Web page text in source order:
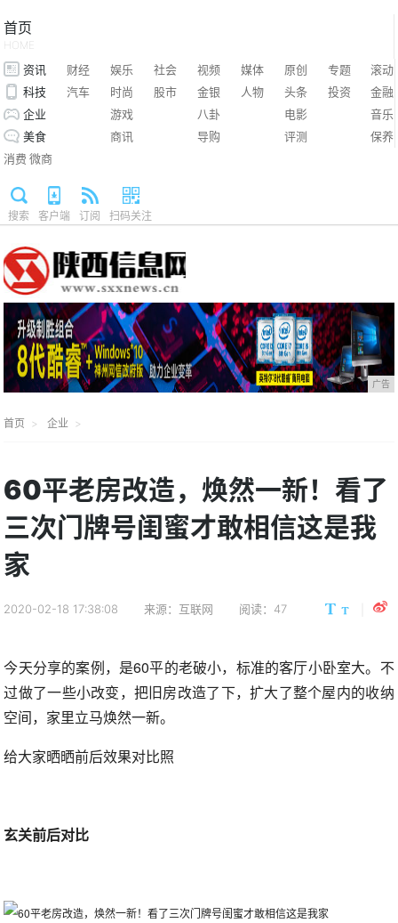
首页
HOME
资讯 财经 娱乐 社会 视频 媒体 原创 专题
滚动
科技
汽车 时尚 股市 金银 人物 头条 投资
金融
企业
游戏 八卦 电影
音乐
美食
商讯 导购 评测
保养
消费 微商
搜索 客户端 订阅 扫码关注
广告
首页 企业
60平老房改造，焕然一新！看了
三次门牌号闺蜜才敢相信这是我
家
2020-02-18 17:38:08 来源：互联网 阅读：47
今天分享的案例，是60平的老破小，标准的客厅小卧室大。不
过做了一些小改变，把旧房改造了下，扩大了整个屋内的收纳
空间，家里立马焕然一新。
给大家晒晒前后效果对比照
玄关前后对比